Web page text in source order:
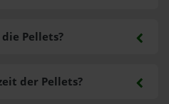
Pellets?
der Pellets?